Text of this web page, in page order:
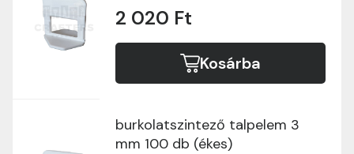
2 020 Ft
Kosárba
burkolatszintező talpelem 3
mm 100 db (ékes)